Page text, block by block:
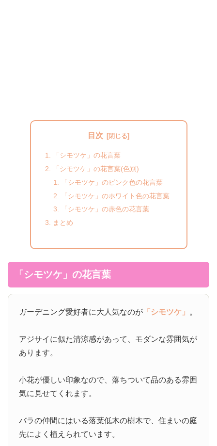
目次
「シモツケ」の花言葉
「シモツケ」の花言葉(色別)
「シモツケ」のピンク色の花言葉
「シモツケ」のホワイト色の花言葉
「シモツケ」の赤色の花言葉
まとめ
「シモツケ」の花言葉
ガーデニング愛好者に大人気なのが 「シモツケ」 。
アジサイに似た清涼感があって、モダンな雰囲気が
あります。
小花が優しい印象なので、落ちついて品のある雰囲
気に見せてくれます。
バラの仲間にはいる落葉低木の樹木で、住まいの庭
先によく植えられています。